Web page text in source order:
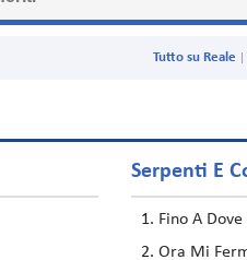
Tutto su Reale
Serpenti E
Fino A
Ora Mi